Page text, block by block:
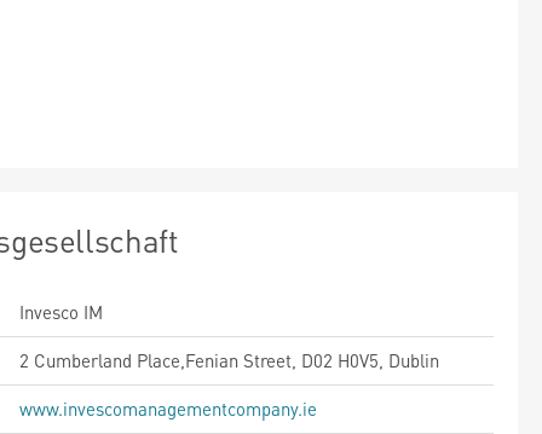
Invesco IM
2 Cumberland Place,Fenian Street, D02 H0V5, Dublin
www.invescomanagementcompany.ie